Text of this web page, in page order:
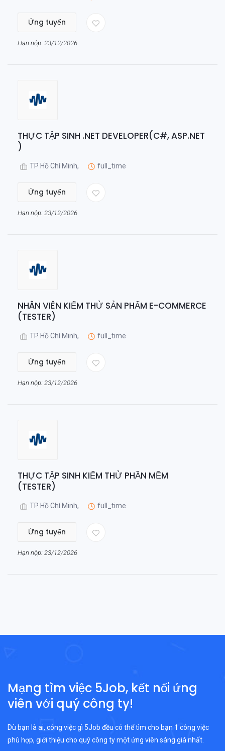
Ứng tuyển
Hạn nộp: 23/12/2026
THỰC TẬP SINH .NET DEVELOPER(C#, ASP.NET
)
TP Hồ Chí Minh, full_time
Ứng tuyển
Hạn nộp: 23/12/2026
NHÂN VIÊN KIỂM THỬ SẢN PHẨM E-COMMERCE
(TESTER)
TP Hồ Chí Minh, full_time
Ứng tuyển
Hạn nộp: 23/12/2026
THỰC TẬP SINH KIỂM THỬ PHẦN MỀM
(TESTER)
TP Hồ Chí Minh, full_time
Ứng tuyển
Hạn nộp: 23/12/2026
Mạng tìm việc 5Job, kết nối ứng
viên với quý công ty!
Dù bạn là ai, công việc gì 5Job đều có thể tìm cho bạn 1 công việc
phù hợp, giới thiệu cho quý công ty một ứng viên sáng giá nhất.